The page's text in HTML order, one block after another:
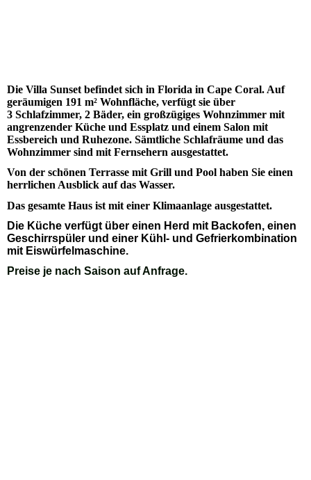
Die Villa Sunset befindet sich in Florida in Cape Coral. Auf
geräumigen 191 m² Wohnfläche, verfügt sie über
3 Schlafzimmer, 2 Bäder, ein großzügiges Wohnzimmer mit
angrenzender Küche und Essplatz und einem Salon mit
Essbereich und Ruhezone. Sämtliche Schlafräume und das
Wohnzimmer sind mit Fernsehern ausgestattet.
Von der schönen Terrasse mit Grill und Pool haben Sie einen
herrlichen Ausblick auf das Wasser.
Das gesamte Haus ist mit einer Klimaanlage ausgestattet.
Die Küche verfügt über einen Herd mit Backofen, einen
Geschirrspüler und einer Kühl- und Gefrierkombination
mit Eiswürfelmaschine.
Preise je nach Saison auf Anfrage.